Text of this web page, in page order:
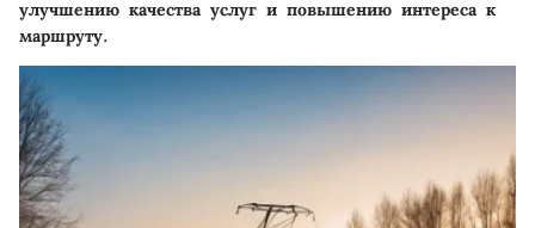
улучшению качества услуг и повышению интереса к
маршруту.